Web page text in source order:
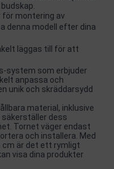
för montering av
denna modell efter dina
läggas till för att
system som erbjuder
anpassa och
unik och skräddarsydd
material, inklusive
dess
Tornet väger endast
och installera. Med
cm är det ett rymligt
visa dina produkter